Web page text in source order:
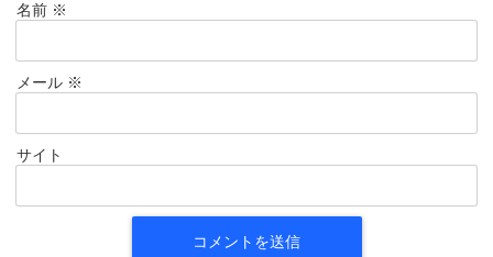
名前 ※
メール ※
サイト